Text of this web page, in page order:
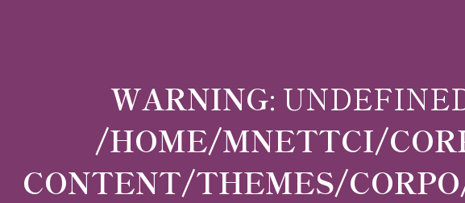
WARNING:
/HOME/MNETTCI/
CONTENT/THEMES/